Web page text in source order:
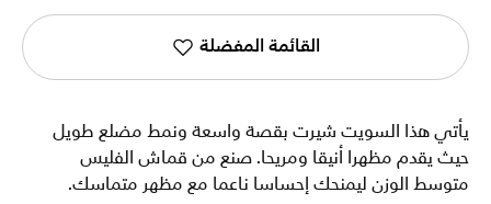
القائمة المفضلة
يأتي هذا السويت شيرت بقصة واسعة ونمط مضلع طويل
حيث يقدم مظهرا أنيقا ومريحا. صنع من قماش الفليس
متوسط الوزن ليمنحك إحساسا ناعما مع مظهر متماسك.